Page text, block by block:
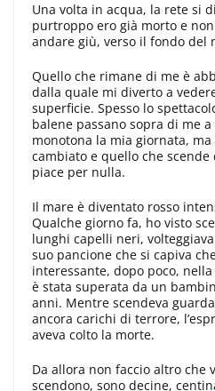
Una volta in acqua, la rete si
purtroppo ero già morto e
andare giù, verso il fondo del
Quello che rimane di me è
dalla quale mi diverto a
superficie. Spesso lo
balene passano sopra di me
monotona la mia giornata,
cambiato e quello che
piace per nulla.
Il mare è diventato rosso
Qualche giorno fa, ho visto
lunghi capelli neri, volteggiava
suo pancione che si capiva
interessante, dopo poco,
è stata superata da un
anni. Mentre scendeva
ancora carichi di terrore,
aveva colto la morte.
Da allora non faccio altro che
scendono, sono decine,